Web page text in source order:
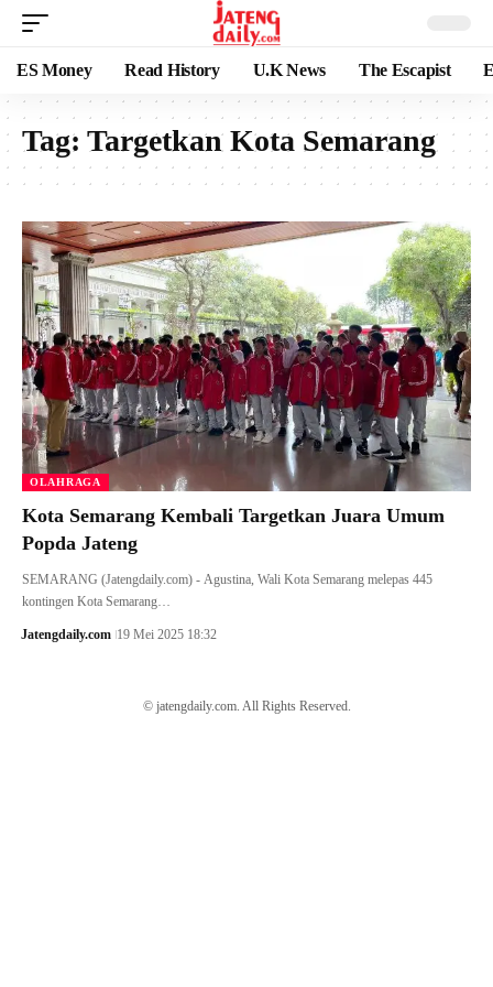
ES Money Read History U.K News The Escapist
Tag: Targetkan Kota Semarang
OLAHRAGA
Kota Semarang Kembali Targetkan Juara Umum
Popda Jateng
SEMARANG (Jatengdaily.com) - Agustina, Wali Kota Semarang melepas 445
kontingen Kota Semarang…
Jatengdaily.com 19 Mei 2025 18:32
© jatengdaily.com. All Rights Reserved.